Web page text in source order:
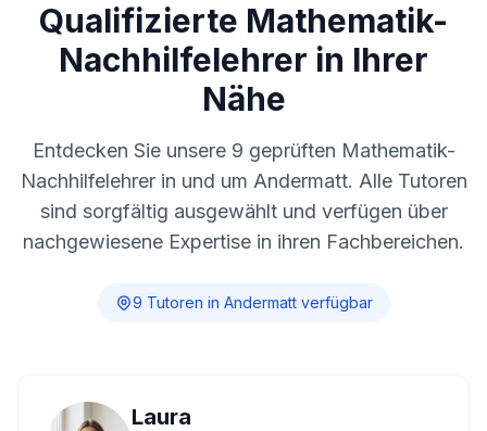
Qualifizierte Mathematik-
Nachhilfelehrer in Ihrer
Nähe
Entdecken Sie unsere 9 geprüften Mathematik-
Nachhilfelehrer in und um Andermatt. Alle Tutoren
sind sorgfältig ausgewählt und verfügen über
nachgewiesene Expertise in ihren Fachbereichen.
9 Tutoren in Andermattverfügbar
Laura